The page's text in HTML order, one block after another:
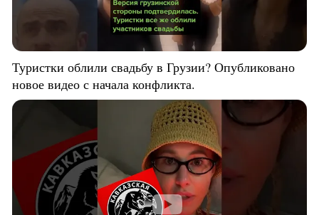
Туристки облили свадьбу в Грузии? Опубликовано
новое видео с начала конфликта.